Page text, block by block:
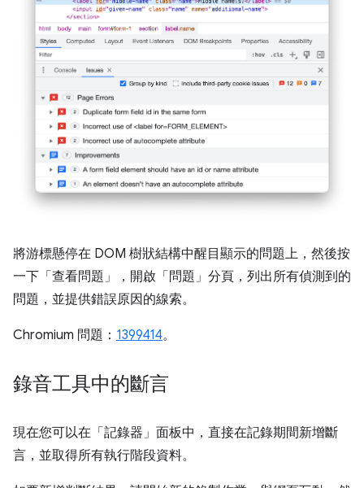
將游標懸停在 DOM 樹狀結構中醒目顯示的問題上，然後按
一下「查看問題」
，開啟「問題」 分頁，列出所有偵測到的
問題，並提供錯誤原因的線索。
Chromium 問題： 1399414。
錄音工具中的斷言
現在您可以在「記錄器」 面板中，直接在記錄期間新增斷
言，並取得所有執行階段資料。